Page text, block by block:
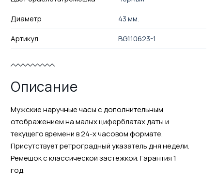
Диаметр
43 мм.
Артикул
BG.1.10623-1
Описание
Мужские наручные часы с дополнительным
отображением на малых циферблатах даты и
текущего времени в 24-х часовом формате.
Присутствует ретроградный указатель дня недели.
Ремешок с классической застежкой. Гарантия 1
год.